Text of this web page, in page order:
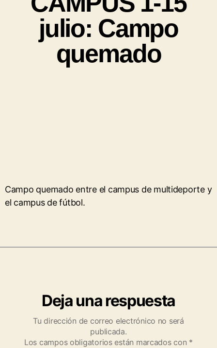
julio: Campo
quemado
Campo quemado entre el campus de multideporte y
el campus de fútbol.
Deja una respuesta
Tu dirección de correo electrónico no será
publicada.
Los campos obligatorios están marcados con *